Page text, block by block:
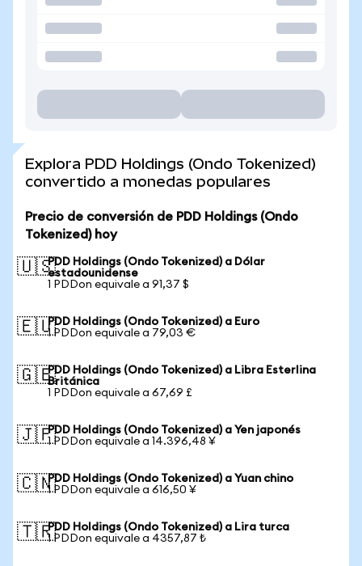
Explora PDD Holdings (Ondo Tokenized)
convertido a monedas populares
Precio de conversión de PDD Holdings (Ondo
Tokenized) hoy
🇺🇸PDD Holdings (Ondo Tokenized) a Dólar
estadounidense
1 PDDon equivale a 91,37 $
🇪🇺PDD Holdings (Ondo Tokenized) a Euro
1 PDDon equivale a 79,03 €
🇬🇧PDD Holdings (Ondo Tokenized) a Libra Esterlina
Británica
1 PDDon equivale a 67,69 £
🇯🇵PDD Holdings (Ondo Tokenized) a Yen japonés
1 PDDon equivale a 14.396,48 ¥
🇨🇳PDD Holdings (Ondo Tokenized) a Yuan chino
1 PDDon equivale a 616,50 ¥
🇹🇷PDD Holdings (Ondo Tokenized) a Lira turca
1 PDDon equivale a 4357,87 ₺